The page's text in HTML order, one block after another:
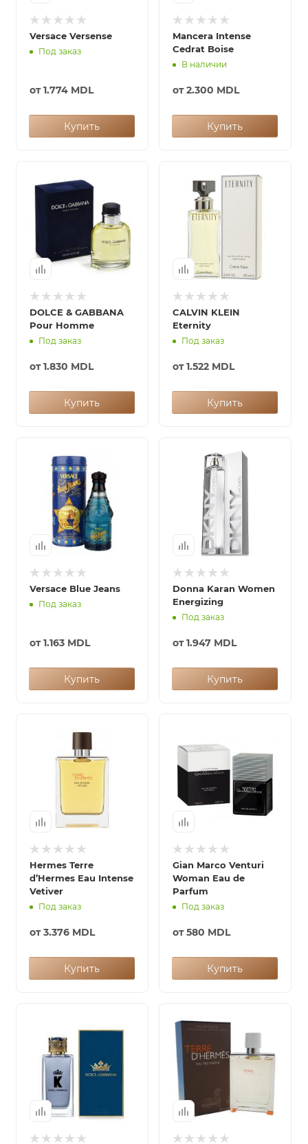
Versace Versense
Под заказ
от1.774 MDL
Купить
Mancera Intense
Cedrat Boise
В наличии
от2.300 MDL
Купить
DOLCE & GABBANA
Pour Homme
Под заказ
от1.830 MDL
Купить
CALVIN KLEIN
Eternity
Под заказ
от1.522 MDL
Купить
Versace Blue Jeans
Под заказ
от1.163 MDL
Купить
Donna Karan Women
Energizing
Под заказ
от1.947 MDL
Купить
Hermes Terre
d’Hermes Eau Intense
Vetiver
Под заказ
от3.376 MDL
Купить
Gian Marco Venturi
Woman Eau de
Parfum
Под заказ
от580 MDL
Купить